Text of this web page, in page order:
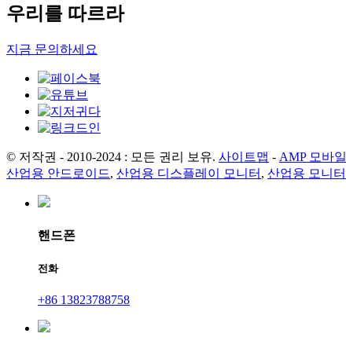
우리를 따르라
지금 문의하세요
© 저작권 - 2010-2024 : 모든 권리 보유. 사이트맵 - AMP 모바일
산업용 안드로이드, 산업용 디스플레이 모니터 , 산업용 모니터
핸드폰
전화
+86 13823788758